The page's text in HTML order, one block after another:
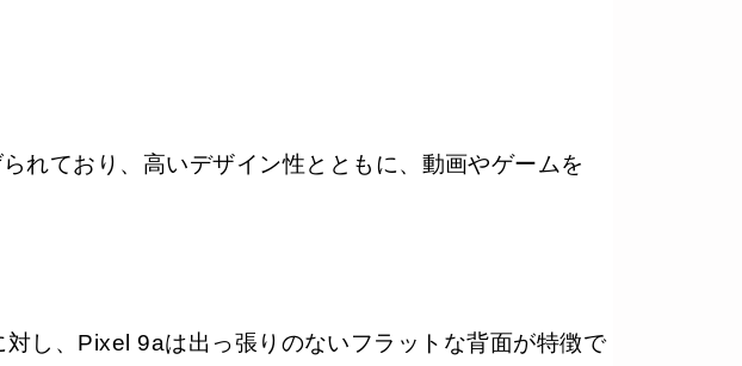
デュアルカメラ
れており、高いデザイン性とともに、動画やゲームを
し、Pixel 9aは出っ張りのないフラットな背面が特徴で